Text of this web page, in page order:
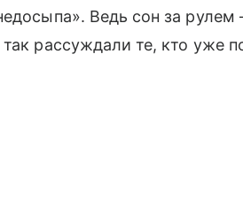
Ведь сон за рулем
рассуждали те, кто уже